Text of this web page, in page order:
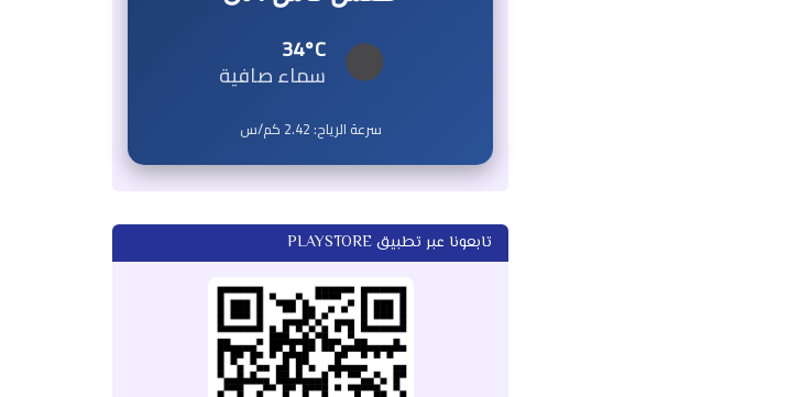
34°C
سماء صافية
سرعة الرياح:2.42 كم/س
تابعونا عبر تطبيق PLAYSTORE